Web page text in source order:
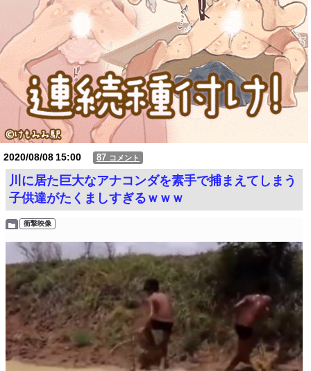
2020/08/0815:00 87 コメント
川に居た巨大なアナコンダを素手で捕まえてしまう
子供達がたくましすぎるｗｗｗ
衝撃映像